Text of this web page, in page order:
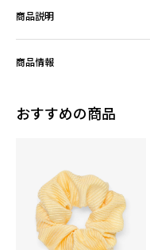
商品説明
商品情報
おすすめの商品